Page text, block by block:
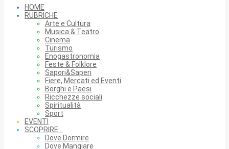
HOME
RUBRICHE
Arte e Cultura
Musica & Teatro
Cinema
Turismo
Enogastronomia
Feste & Folklore
Sapori&Saperi
Fiere, Mercati ed Eventi
Borghi e Paesi
Ricchezze sociali
Spiritualità
Sport
EVENTI
SCOPRIRE…
Dove Dormire
Dove Mangiare